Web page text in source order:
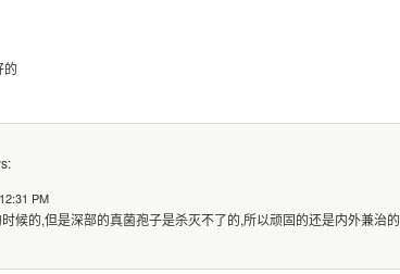
的
PM
候的,但是深部的真菌孢子是杀灭不了的,所以顽固的还是内外兼治的